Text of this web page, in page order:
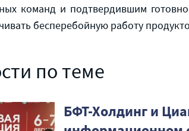
команд и подтвердившим
бесперебойную работу
по теме
БФТ-Холдинг и